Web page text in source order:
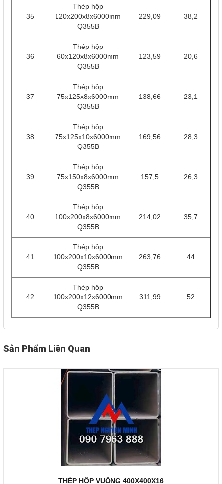
35
Thép hộp
120x200x8x6000mm
Q355B
229,09 38,2
36
Thép hộp
60x120x8x6000mm
Q355B
123,59 20,6
37
Thép hộp
75x125x8x6000mm
Q355B
138,66 23,1
38
Thép hộp
75x125x10x6000mm
Q355B
169,56 28,3
39
Thép hộp
75x150x8x6000mm
Q355B
157,5 26,3
40
Thép hộp
100x200x8x6000mm
Q355B
214,02 35,7
41
Thép hộp
100x200x10x6000mm
Q355B
263,76 44
42
Thép hộp
100x200x12x6000mm
Q355B
311,99 52
Sản Phẩm Liên Quan
THÉP HỘP VUÔNG 400X400X16